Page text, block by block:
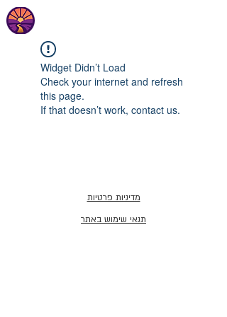
Widget Didn’t Load
Check your internet and refresh
this page.
If that doesn’t work, contact us.
מדיניות פרטיות
תנאי שימוש באתר